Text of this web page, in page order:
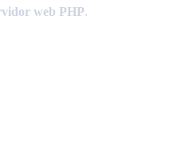
web PHP.